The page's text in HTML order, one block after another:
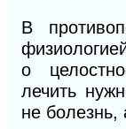
В
о
лечить
не болезнь,